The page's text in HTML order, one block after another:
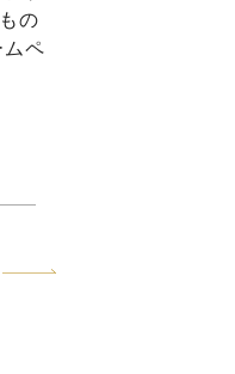
の
ムペ